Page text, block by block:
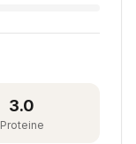
3.0
Proteine